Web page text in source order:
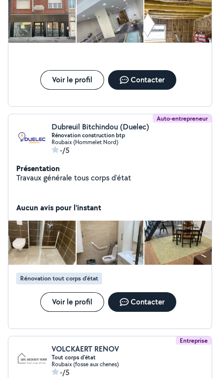
Voir le profil Contacter
Auto-entrepreneur
Dubreuil Bitchindou (Duelec)
Rénovation construction btp
Roubaix (Hommelet Nord)
-/5
Présentation
Travaux générale tous corps d'état
Aucun avis pour l'instant
Rénovation tout corps d’état
Voir le profil Contacter
Entreprise
VOLCKAERT RENOV
Tout corps d'état
Roubaix (fosse aux chenes)
-/5